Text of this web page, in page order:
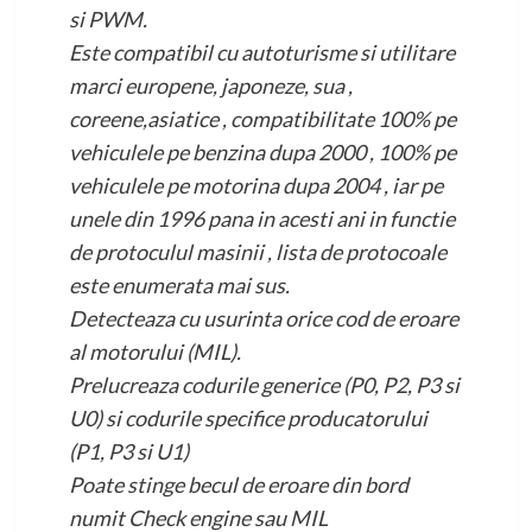
si PWM.
Este compatibil cu autoturisme si utilitare
marci europene, japoneze, sua ,
coreene,asiatice , compatibilitate 100% pe
vehiculele pe benzina dupa 2000 , 100% pe
vehiculele pe motorina dupa 2004 , iar pe
unele din 1996 pana in acesti ani in functie
de protoculul masinii , lista de protocoale
este enumerata mai sus.
Detecteaza cu usurinta orice cod de eroare
al motorului (MIL).
Prelucreaza codurile generice (P0, P2, P3 si
U0) si codurile specifice producatorului
(P1, P3 si U1)
Poate stinge becul de eroare din bord
numit Check engine sau MIL